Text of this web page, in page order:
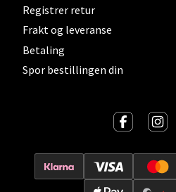
Registrer retur
Frakt og leveranse
Betaling
Spor bestillingen din
Sjøfartsgata 2, 7714 Steinkjer
0 i butikk